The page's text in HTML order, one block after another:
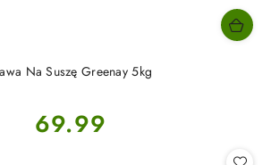
Na Suszę Greenay 5kg
Cena:
69.99